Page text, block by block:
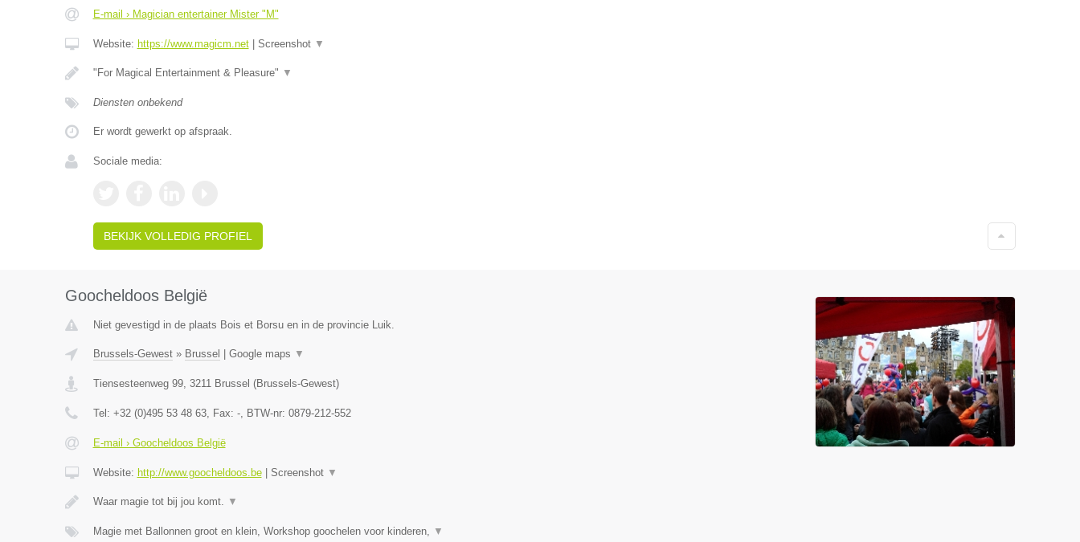
E-mail › Magician entertainer Mister "M"
Website: https://www.magicm.net| Screenshot ▼
"For Magical Entertainment & Pleasure" ▼
Diensten onbekend
Er wordt gewerkt op afspraak.
Sociale media:
BEKIJK VOLLEDIG PROFIEL
Goocheldoos België
Niet gevestigd in de plaats Bois et Borsu en in de provincie Luik.
Brussels-Gewest» Brussel Google maps ▼
Tiensesteenweg 99, 3211 Brussel (Brussels-Gewest)
Tel: +32 (0)495 53 48 63, Fax: -, BTW-nr: 0879-212-552
E-mail › Goocheldoos België
Website: http://www.goocheldoos.be| Screenshot ▼
Waar magie tot bij jou komt. ▼
Magie met Ballonnen groot en klein, Workshop goochelen voor kinderen, ▼